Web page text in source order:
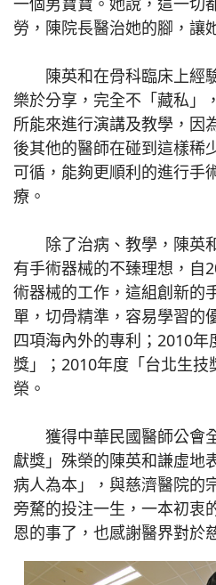
勞，陳院長醫治她的腳，讓
陳英和在骨科臨床上經
樂於分享，完全不「藏私」
所能來進行演講及教學，因
後其他的醫師在碰到這樣稀
可循，能夠更順利的進行手
療。
除了治病、教學，陳英
有手術器械的不臻理想，自
術器械的工作，這組創新的
單，切骨精準，容易學習的
四項海內外的專利；2010年
獎」；2010年度「台北生
榮。
獲得中華民國醫師公會
獻獎」殊榮的陳英和謙虛地
病人為本」，與慈濟醫院的
旁騖的投注一生，一本初衷
恩的事了，也感謝醫界對於